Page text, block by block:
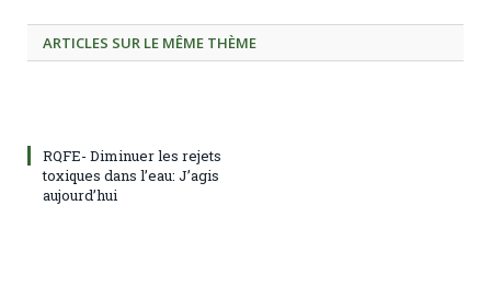
ARTICLES SUR LE MÊME THÈME
RQFE- Diminuer les rejets
toxiques dans l’eau: J’agis
aujourd’hui